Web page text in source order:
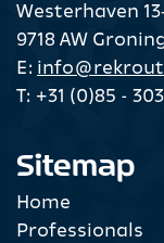
Westerhaven
9718 AW
E:
T: +31 (0)85 -
Sitemap
Home
Professionals